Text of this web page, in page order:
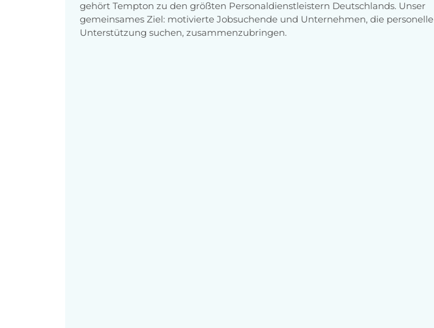
gehört Tempton zu den größten Personaldienstleistern Deutschlands. Unser
gemeinsames Ziel: motivierte Jobsuchende und Unternehmen, die personelle
Unterstützung suchen, zusammenzubringen.